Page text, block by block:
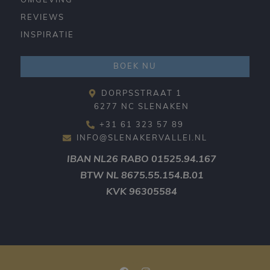
REVIEWS
INSPIRATIE
BOEK NU
DORPSSTRAAT 1
6277 NC SLENAKEN
+31 61 323 57 89
INFO@SLENAKERVALLEI.NL
IBAN NL26 RABO 01525.94.167
BTWNL 8675.55.154.B.01
KVK 96305584